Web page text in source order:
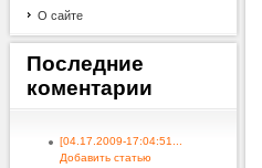
О сайте
Последние
коментарии
[04.17.2009-17:04:51...
Добавить статью